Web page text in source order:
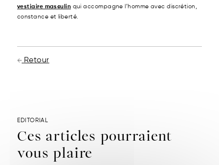
vestiaire masculin qui accompagne l’homme avec discrétion,
constance et liberté.
Retour
EDITORIAL
Ces articles pourraient
vous plaire